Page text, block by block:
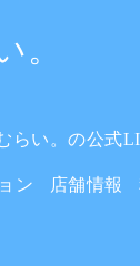
。
らい。の公式
ン 店舗情報